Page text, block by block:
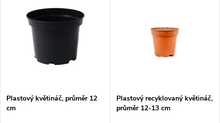
Plastový květináč, průměr 12
cm
Plastový recyklovaný květináč,
průměr 12-13 cm